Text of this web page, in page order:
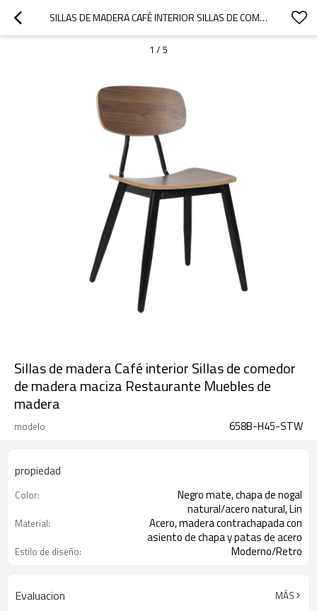
SILLAS DE MADERA CAFÉ INTERIOR SILLAS DE COMEDOR DE MADERA MACIZA RESTAURANTE MUEBLES DE MADERA
1 / 5
Sillas de madera Café interior Sillas de comedor
de madera maciza Restaurante Muebles de
madera
modelo 658B-H45-STW
propiedad
Color:
Negro mate, chapa de nogal
natural/acero natural, Lin
Material:
Acero, madera contrachapada con
asiento de chapa y patas de acero
Estilo de diseño: Moderno/Retro
Descripción: Aceptar personalizado
Evaluacion MÁS